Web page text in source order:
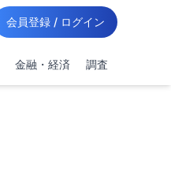
会員登録 / ログイン
金融・経済 調査